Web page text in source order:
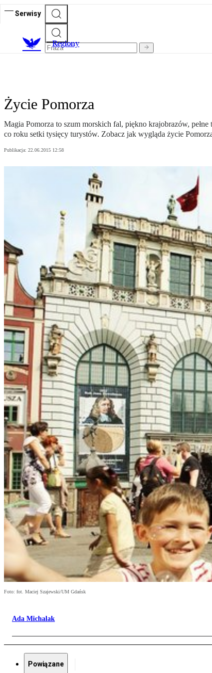
Serwisy
Regiony
Życie Pomorza
Magia Pomorza to szum morskich fal, piękno krajobrazów,
co roku setki tysięcy turystów. Zobacz jak wygląda życie
Publikacja: 22.06.2015 12:58
Foto: fot. Maciej Szajewski/UM Gdańsk
Ada Michalak
Powiązane